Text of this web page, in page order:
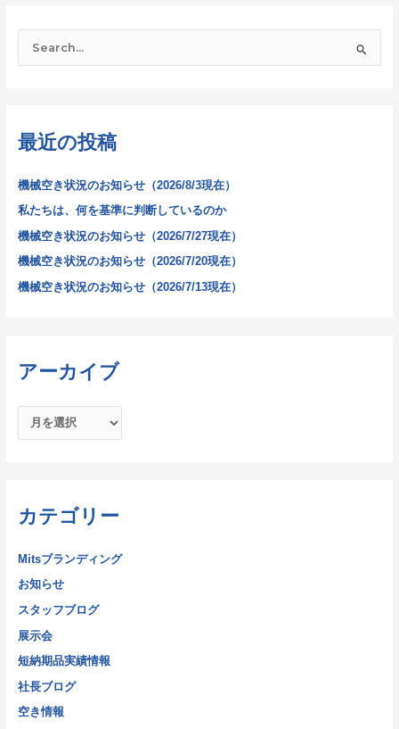
:最近の投稿
機械空き状況のお知らせ（2026/8/3現在）
私たちは、何を基準に判断しているのか
機械空き状況のお知らせ（2026/7/27現在）
機械空き状況のお知らせ（2026/7/20現在）
機械空き状況のお知らせ（2026/7/13現在）
アーカイブ
カテゴリー
Mitsブランディング
お知らせ
スタッフブログ
展示会
短納期品実績情報
社長ブログ
空き情報